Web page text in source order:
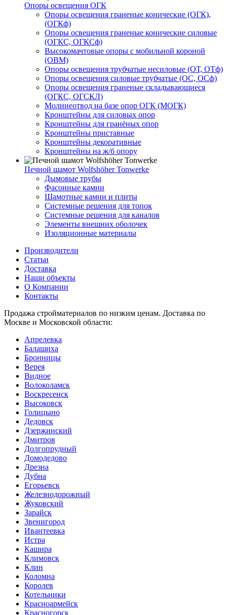
Опоры освещения ОГК
Опоры освещения граненые конические (ОГК),
(ОГКф)
Опоры освещения граненые конические силовые
(ОГКС, ОГКСф)
Высокомачтовые опоры с мобильной короной
(ОВМ)
Опоры освещения трубчатые несиловые (ОТ, ОТф)
Опоры освещения силовые трубчатые (ОС, ОСф)
Опоры освещения граненые складывающиеся
(ОГКС, ОГСКЛ)
Молниеотвод на базе опор ОГК (МОГК)
Кронштейны для силовых опор
Кронштейны для гранёных опор
Кронштейны приставные
Кронштейны декоративные
Кронштейны на ж/б опору
Печной шамот Wolfshöher Tonwerke
Дымовые трубы
Фасонные камни
Шамотные камни и плиты
Системные решения для топок
Системные решения для каналов
Элементы внешних оболочек
Изоляционные материалы
Производители
Статьи
Доставка
Наши объекты
О Компании
Контакты
Продажа стройматериалов по низким ценам. Доставка по
Москве и Московской области:
Апрелевка
Балашиха
Бронницы
Верея
Видное
Волоколамск
Воскресенск
Высоковск
Голицыно
Дедовск
Дзержинский
Дмитров
Долгопрудный
Домодедово
Дрезна
Дубна
Егорьевск
Железнодорожный
Жуковский
Зарайск
Звенигород
Ивантеевка
Истра
Кашира
Климовск
Клин
Коломна
Королев
Котельники
Красноармейск
Красногорск